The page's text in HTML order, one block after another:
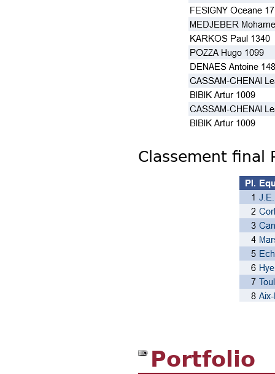
Classement final
Portfolio